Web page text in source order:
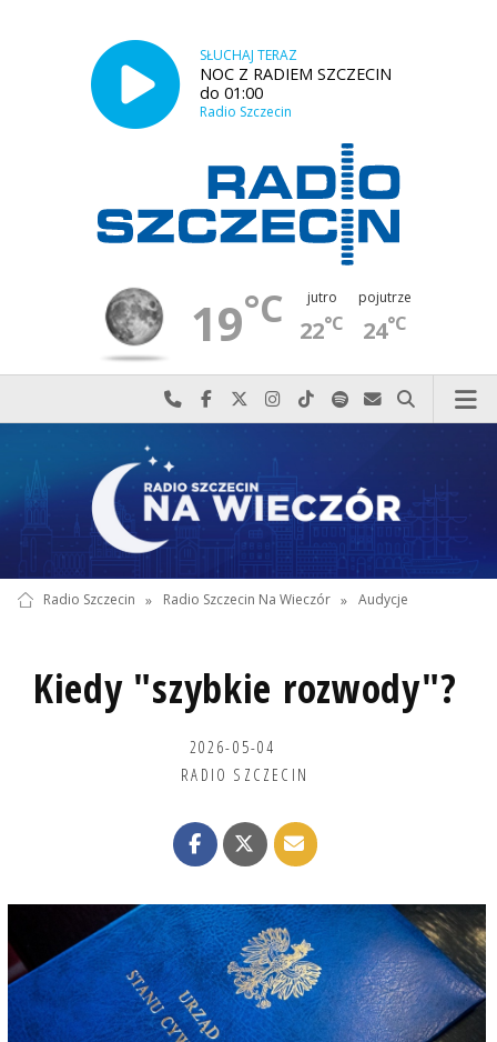
SŁUCHAJ TERAZ
NOC Z RADIEM SZCZECIN
do 01:00
Radio Szczecin
19°C jutro
22°C
pojutrze
24°C
Najlepiej po prostu do nas zadzwoń
Odwiedź nas na Facebook-u
Odwiedź nas na X
Odwiedź nas na Instagram-ie
Odwiedź nas na TikTok-u
Szukaj nas na Spotify
Wyślij do nas
Szukaj
Radio Szczecin » Radio Szczecin Na Wieczór » Audycje
Kiedy "szybkie rozwody"?
2026-05-04
RADIO SZCZECIN